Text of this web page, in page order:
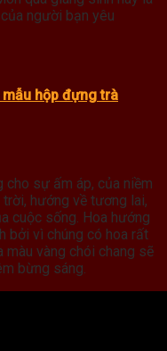
người bạn yêu
hộp đựng trà
sự ấm áp, của niềm
hướng về tương lai,
cuộc sống. Hoa hướng
bởi vì chúng có hoa rất
màu vàng chói chang sẽ
bừng sáng.